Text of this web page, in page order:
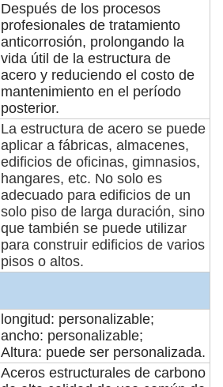
Después de los procesos
profesionales de tratamiento
anticorrosión, prolongando la
vida útil de la estructura de
acero y reduciendo el costo de
mantenimiento en el período
posterior.
La estructura de acero se puede
aplicar a fábricas, almacenes,
edificios de oficinas, gimnasios,
hangares, etc. No solo es
adecuado para edificios de un
solo piso de larga duración, sino
que también se puede utilizar
para construir edificios de varios
pisos o altos.
longitud: personalizable;
ancho: personalizable;
Altura: puede ser personalizada.
Aceros estructurales de carbono